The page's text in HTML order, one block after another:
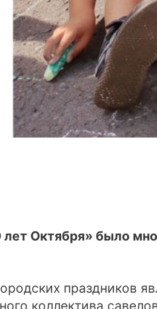
Октября» было
праздников
коллектива